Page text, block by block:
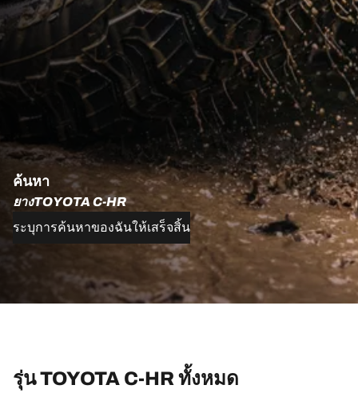
ค้นหา
ยางTOYOTA C-HR
ระบุการค้นหาของฉันให้เสร็จสิ้น
รุ่น TOYOTA C-HR ทั้งหมด